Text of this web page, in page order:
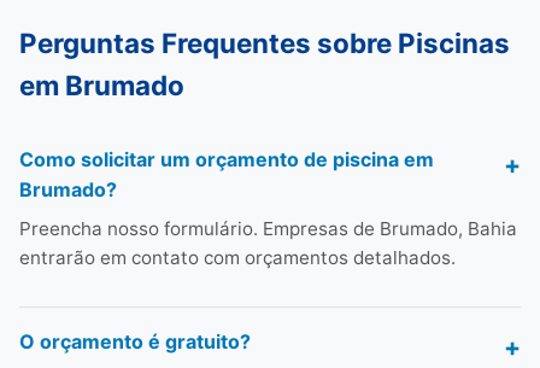
Perguntas Frequentes sobre Piscinas
em Brumado
Como solicitar um orçamento de piscina em
Brumado?
Preencha nosso formulário. Empresas de Brumado, Bahia
entrarão em contato com orçamentos detalhados.
O orçamento é gratuito?